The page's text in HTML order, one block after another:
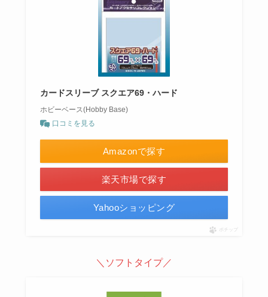
カードスリーブ スクエア69・ハード
ホビーベース(Hobby Base)
口コミを見る
Amazonで探す
楽天市場で探す
Yahooショッピング
ポチップ
＼ソフトタイプ／